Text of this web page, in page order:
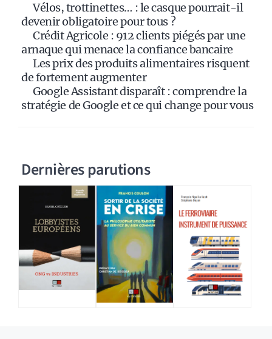
Vélos, trottinettes… : le casque pourrait-il
devenir obligatoire pour tous ?
Crédit Agricole : 912 clients piégés par une
arnaque qui menace la confiance bancaire
Les prix des produits alimentaires risquent
de fortement augmenter
Google Assistant disparaît : comprendre la
stratégie de Google et ce qui change pour vous
Dernières parutions